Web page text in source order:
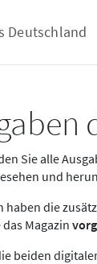
Deutschland
Sie alle
und
haben die
Magazin
beiden